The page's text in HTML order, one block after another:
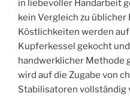
in liebevoller Handarbeit
kein Vergleich zu üblicher
Köstlichkeiten werden
Kupferkessel gekocht
handwerklicher Methode
wird auf die Zugabe von
Stabilisatoren vollständig